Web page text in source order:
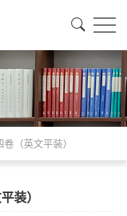
（英文平装）
装）